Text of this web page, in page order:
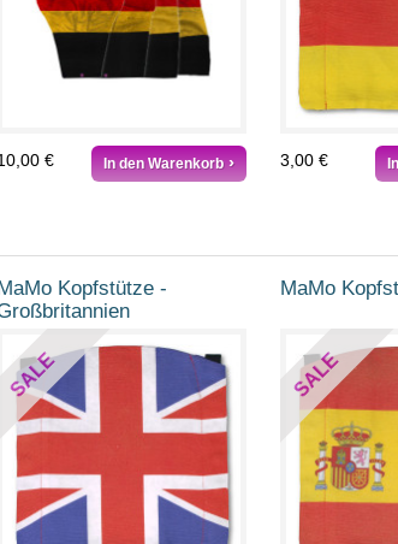
€ In den Warenkorb 3,00 €
MaMo Kopfstütze -
SALE
MaMo
SALE